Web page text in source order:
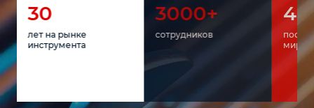
30
лет на рынке
инструмента
3000+
сотрудников
мира